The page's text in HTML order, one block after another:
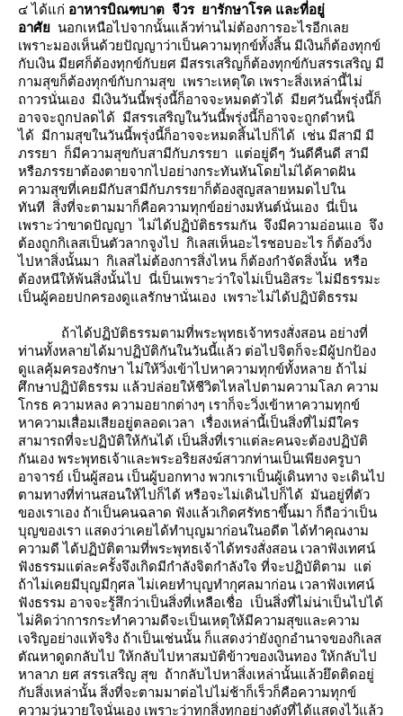
๔ ได้แก่ อาหารบิณฑบาต จีวร ยารักษาโรค และที่อยู่
อาศั นอกเหนือไปจากนั้นแล้วท่านไม่ต้องการอะไรอีกเล
เพราะมองเห็นด้วยปัญญาว่าเป็นความทุกข์ทั้งสิ้น มีเงินก็ต้องทุกข์
กับเงิน มียศก็ต้องทุกข์กับยศ มีสรรเสริญก็ต้องทุกข์กับสรรเสริญ มี
กามสุขก็ต้องทุกข์กับกามสุข เพราะเหตุใด เพราะสิ่งเหล่านี้ไม่
ถาวรนั่นเอง มีเงินวันนี้พรุ่งนี้ก็อาจจะหมดตัวได้ มียศวันนี้พรุ่งนี้ก็
อาจจะถูกปลดได้ มีสรรเสริญในวันนี้พรุ่งนี้ก็อาจจะถูกตำหนิ
ได้ มีกามสุขในวันนี้พรุ่งนี้ก็อาจจะหมดสิ้นไปก็ได้ เช่น มีสามี มี
ภรรยา ก็มีความสุขกับสามีกับภรรยา แต่อยู่ดีๆ วันดีคืนดี สามี
หรือภรรยาต้องตายจากไปอย่างกระทันหันโดยไม่ได้คาดฝัน
ความสุขที่เคยมีกับสามีกับภรรยาก็ต้องสูญสลายหมดไปใน
ทันที สิ่งที่จะตามมาก็คือความทุกข์อย่างมหันต์นั่นเอง นี่เป็น
เพราะว่าขาดปัญญา ไม่ได้ปฏิบัติธรรมกัน จึงมีความอ่อนแอ จึง
ต้องถูกกิเลสเป็นตัวลากจูงไป กิเลสเห็นอะไรชอบอะไร ก็ต้องวิ่ง
ไปหาสิ่งนั้นมา กิเลสไม่ต้องการสิ่งไหน ก็ต้องกำจัดสิ่งนั้น หรือ
ต้องหนีให้พ้นสิ่งนั้นไป นี่เป็นเพราะว่าใจไม่เป็นอิสระ ไม่มีธรรมะ
เป็นผู้คอยปกครองดูแลรักษานั่นเอง เพราะไม่ได้ปฏิบัติธรรม
ถ้าได้ปฏิบัติธรรมตามที่พระพุทธเจ้าทรงสั่งสอน อย่างที่
ท่านทั้งหลายได้มาปฏิบัติกันในวันนี้แล้ว ต่อไปจิตก็จะมีผู้ปกป้อง
ดูแลคุ้มครองรักษา ไม่ให้วิ่งเข้าไปหาความทุกข์ทั้งหลาย ถ้าไม่
ศึกษาปฏิบัติธรรม แล้วปล่อยให้ชีวิตไหลไปตามความโลภ ความ
กรธ ความหลง ความอยากต่างๆ เราก็จะวิ่งเข้าหาความทุกข์
หาความเสื่อมเสียอยู่ตลอดเวลา เรื่องเหล่านี้เป็นสิ่งที่ไม่มีใคร
สามารถที่จะปฏิบัติให้กันได้ เป็นสิ่งที่เราแต่ละคนจะต้องปฏิบัติ
กันเอง พระพุทธเจ้าและพระอริยสงฆ์สาวกท่านเป็นเพียงครูบา
อาจารย์ เป็นผู้สอน เป็นผู้บอกทาง พวกเราเป็นผู้เดินทาง จะเดินไป
ตามทางที่ท่านสอนให้ไปก็ได้ หรือจะไม่เดินไปก็ได้ มันอยู่ที่ตัว
ของเราเอง ถ้าเป็นคนฉลาด ฟังแล้วเกิดศรัทธาขึ้นมา ก็ถือว่าเป็น
บุญของเรา แสดงว่าเคยได้ทำบุญมาก่อนในอดีต ได้ทำคุณงาม
ความดี ได้ปฏิบัติตามที่พระพุทธเจ้าได้ทรงสั่งสอน เวลาฟังเทศน์
ฟังธรรมแต่ละครั้งจึงเกิดมีกำลังจิตกำลังใจ ที่จะปฏิบัติตาม แต่
ถ้าไม่เคยมีบุญมีกุศล ไม่เคยทำบุญทำกุศลมาก่อน เวลาฟังเทศน์
ฟังธรรม อาจจะรู้สึกว่าเป็นสิ่งที่เหลือเชื่อ เป็นสิ่งที่ไม่น่าเป็นไปได้
ไม่คิดว่าการกระทำความดีจะเป็นเหตุให้มีความสุขและความ
เจริญอย่างแท้จริง ถ้าเป็นเช่นนั้น ก็แสดงว่ายังถูกอำนาจของกิเลส
ตัณหาดูดกลับไป ให้กลับไปหาสมบัติข้าวของเงินทอง ให้กลับไป
หาลาภ ยศ สรรเสริญ สุข ถ้ากลับไปหาสิ่งเหล่านั้นแล้วยึดติดอยู่
กับสิ่งเหล่านั้น สิ่งที่จะตามมาต่อไปไม่ช้าก็เร็วก็คือความทุกข์
ความวุ่นวายใจนั่นเอง เพราะว่าทุกสิ่งทุกอย่างดังที่ได้แสดงไว้แล้ว